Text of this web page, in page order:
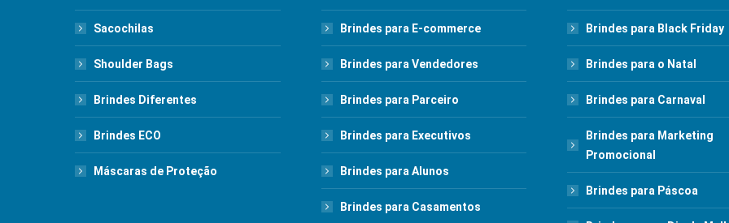
Sacochilas
Shoulder Bags
Brindes Diferentes
Brindes ECO
Máscaras de Proteção
Brindes para E-commerce
Brindes para Vendedores
Brindes para Parceiro
Brindes para Executivos
Brindes para Alunos
Brindes para Casamentos
Brindes para Black Friday
Brindes para o Natal
Brindes para Carnaval
Brindes para Marketing
Promocional
Brindes para Páscoa